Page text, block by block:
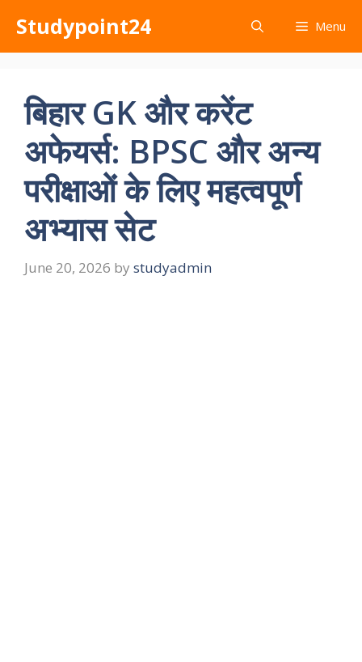
content
Studypoint24 Menu
बिहार GK और करेंट
अफेयर्स: BPSC और अन्य
परीक्षाओं के लिए महत्वपूर्ण
अभ्यास सेट
June 20, 2026 by studyadmin